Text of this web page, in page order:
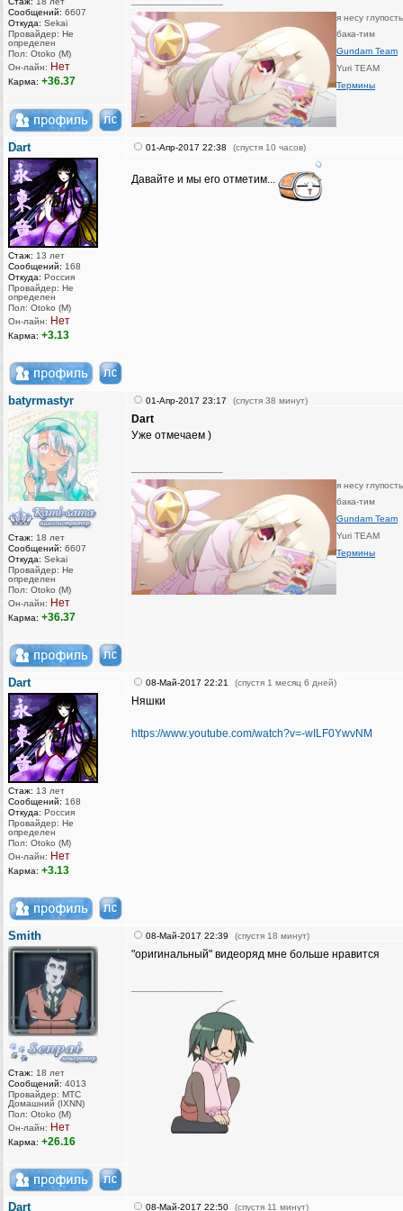
Сообщений: 6607
Откуда: Sekai
Провайдер: Не
определен
Пол: Otoko (M)
Он-лайн: Нет
Карма: +36.37
я несу
бака-тим
Gundam Team
Yuri TEAM
Термины
Dart
Стаж: 13 лет
Сообщений: 168
Откуда: Россия
Провайдер: Не
определен
Пол: Otoko (M)
Он-лайн: Нет
Карма: +3.13
01-Апр-2017 22:38 (спустя 10 часов)
Давайте и мы его отметим...
batyrmastyr
Стаж: 18 лет
Сообщений: 6607
Откуда: Sekai
Провайдер: Не
определен
Пол: Otoko (M)
Он-лайн: Нет
Карма: +36.37
01-Апр-2017 23:17 (спустя 38 минут)
Dart
Уже отмечаем )
я несу
бака-тим
Gundam Team
Yuri TEAM
Термины
Dart
Стаж: 13 лет
Сообщений: 168
Откуда: Россия
Провайдер: Не
определен
Пол: Otoko (M)
Он-лайн: Нет
Карма: +3.13
08-Май-2017 22:21 (спустя 1 месяц 6 дней)
Няшки
https://www.youtube.com/watch?v=-wILF0YwvNM
Smith
Стаж: 18 лет
Сообщений: 4013
Провайдер: МТС
Домашний (IXNN)
Пол: Otoko (M)
Он-лайн: Нет
Карма: +26.16
08-Май-2017 22:39 (спустя 18 минут)
"оригинальный" видеоряд мне больше нравится
Dart 08-Май-2017 22:50 (спустя 11 минут)